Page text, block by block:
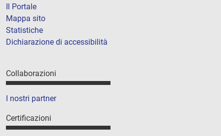
Il Portale
Mappa sito
Statistiche
Dichiarazione di accessibilità
Collaborazioni
I nostri partner
Certificazioni